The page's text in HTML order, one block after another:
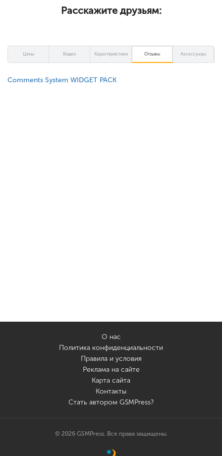
Расскажите друзьям:
Цены Видео Характеристики Отзывы Аксессуары
Comments System WIDGET PACK
О нас
Политика конфиденциальности
Правила и условия
Реклама на сайте
Карта сайта
Контакты
Стать автором GSMPress?
© 2026 GSMPress. Все права защищены.